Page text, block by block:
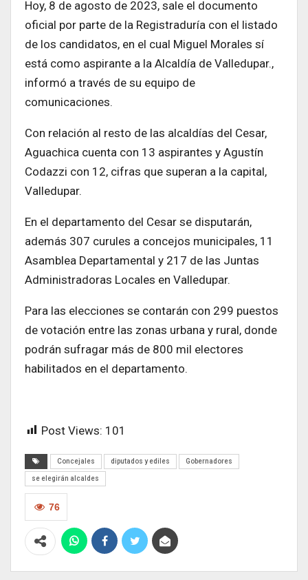
Hoy, 8 de agosto de 2023, sale el documento
oficial por parte de la Registraduría con el listado
de los candidatos, en el cual Miguel Morales sí
está como aspirante a la Alcaldía de Valledupar.,
informó a través de su equipo de
comunicaciones.
Con relación al resto de las alcaldías del Cesar,
Aguachica cuenta con 13 aspirantes y Agustín
Codazzi con 12, cifras que superan a la capital,
Valledupar.
En el departamento del Cesar se disputarán,
además 307 curules a concejos municipales, 11
Asamblea Departamental y 217 de las Juntas
Administradoras Locales en Valledupar.
Para las elecciones se contarán con 299 puestos
de votación entre las zonas urbana y rural, donde
podrán sufragar más de 800 mil electores
habilitados en el departamento.
Post Views: 101
Concejales diputados y ediles Gobernadores
se elegirán alcaldes
76